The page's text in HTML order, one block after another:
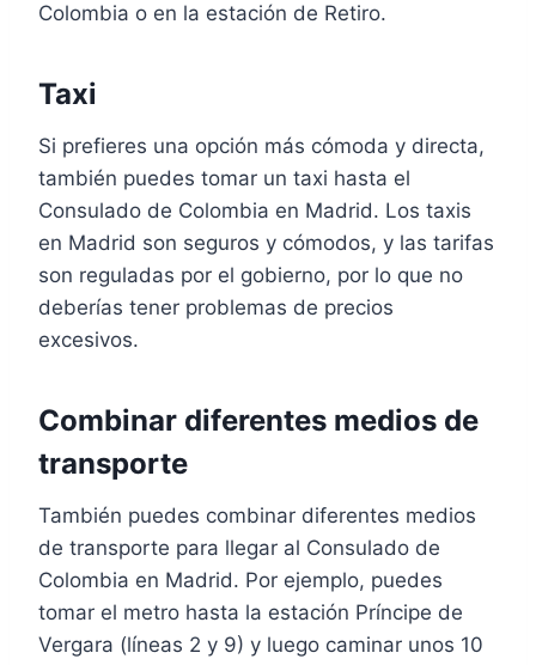
Colombia o en la estación de Retiro.
Taxi
Si prefieres una opción más cómoda y directa,
también puedes tomar un taxi hasta el
Consulado de Colombia en Madrid. Los taxis
en Madrid son seguros y cómodos, y las tarifas
son reguladas por el gobierno, por lo que no
deberías tener problemas de precios
excesivos.
Combinar diferentes medios de
transporte
También puedes combinar diferentes medios
de transporte para llegar al Consulado de
Colombia en Madrid. Por ejemplo, puedes
tomar el metro hasta la estación Príncipe de
Vergara (líneas 2 y 9) y luego caminar unos 10